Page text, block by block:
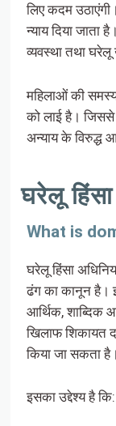
लिए कदम
न्याय दिया
व्यवस्था तथा
महिलाओं की
को लाई है।
अन्याय के विरुद्ध
घरेलू
What is
घरेलू हिंसा
ढंग का कानून है।
आर्थिक, शाब्दिक
खिलाफ शिकायत
किया जा सकता है।
इसका उद्देश्य है कि: